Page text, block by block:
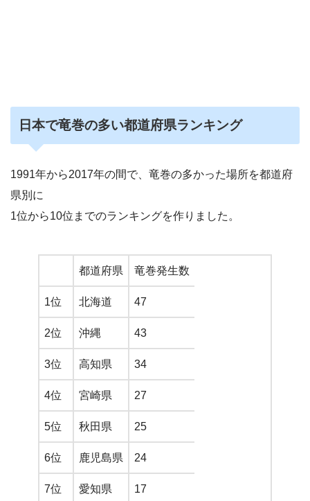
日本で竜巻の多い都道府県ランキング
1991年から2017年の間で、竜巻の多かった場所を都道府
県別に
1位から10位までのランキングを作りました。
都道府県 竜巻発生数
1位 北海道 47
2位 沖縄 43
3位 高知県 34
4位 宮崎県 27
5位 秋田県 25
6位 鹿児島県 24
7位 愛知県 17